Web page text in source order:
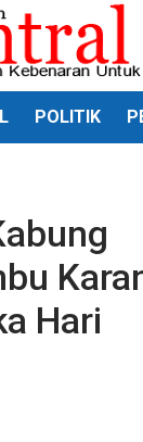
POLITIK
Hari